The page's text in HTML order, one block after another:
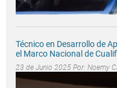
Técnico en Desarrollo de
el Marco Nacional de
23 de Junio 2025 Por: Noemy